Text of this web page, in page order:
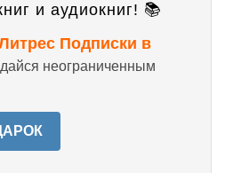
и аудиокниг! 📚
Подписки в
неограниченным